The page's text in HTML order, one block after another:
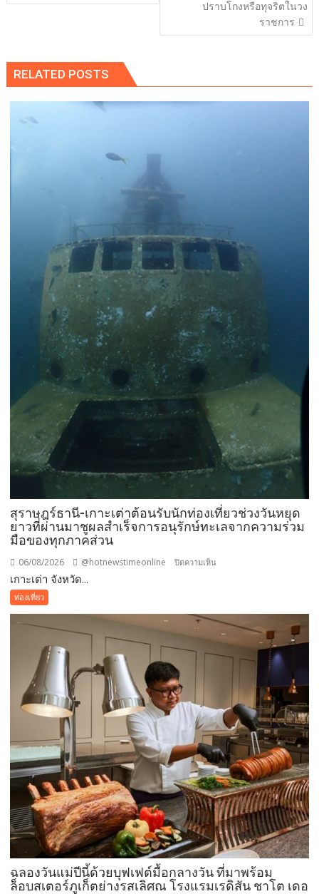
ปราบโกงหรือทุจริตในวง
ราชการ
RELATED POSTS
สุราษฎร์ธานี-เกาะเต่าต้อนรับนักท่องเที่ยวช่วงวันหยุด
ยาวที่ผ่านมาชูผลสำเร็จการอนุรักษ์ทะเลจากความร่วม
มือของทุกภาคส่วน
06/08/2026 @hotnewstimeonline ปิดความเห็น
ต้อนรับ
นัก
ท่อง
หยุด
ยาว
ที่
ผ่าน
มา
ชู
ผล
สำเร็จ
การ
อนุรักษ์
ทะเล
จาก
เกาะเต่า จังหวัด...
ท่องเที่ยว
ฉลองวันแม่ปีนี้ด้วยบุฟเฟต์มื้อกลางวัน ที่มาพร้อม
ล็อบสเตอร์ภูเก็ตย่างรสเลิศณ โรงแรมเรดิสัน ชาโต เดอ